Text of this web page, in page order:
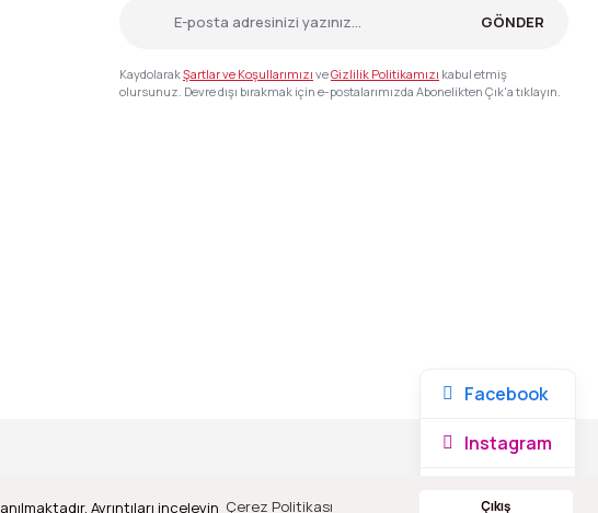
Ayrıntıları inceleyin Çerez Politikası Çıkış
GÖNDER
KaydolarakŞartlar ve Koşullarımızı veGizlilik Politikamızı kabul etmiş
olursunuz. Devre dışı bırakmak için e-postalarımızda Abonelikten Çık'a tıklayın.
Facebook
Instagram